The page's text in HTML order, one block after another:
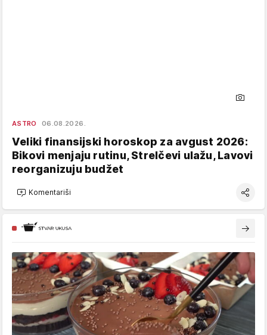
ASTRO 06.08.2026.
Veliki finansijski horoskop za avgust 2026:
Bikovi menjaju rutinu, Strelčevi ulažu, Lavovi
reorganizuju budžet
Komentariši